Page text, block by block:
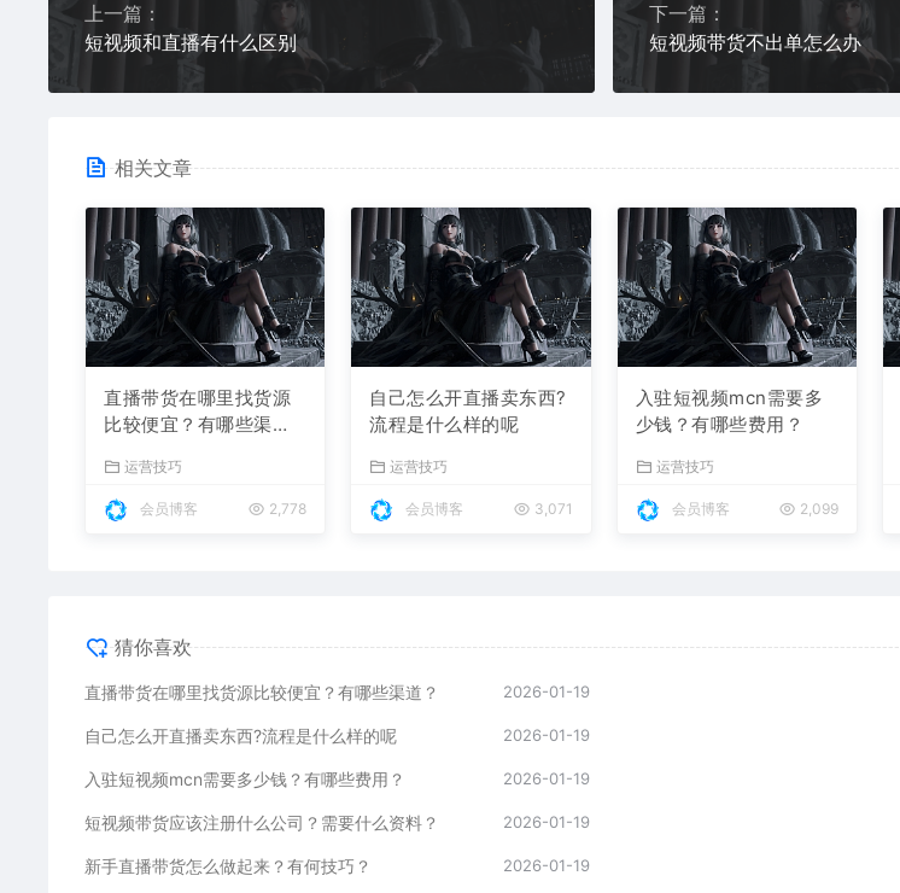
上一篇：
短视频和直播有什么区别
下一篇：
短视频带货不出单怎么办
相关文章
直播带货在哪里找货源
比较便宜？有哪些渠
运营技巧
会员博客 2,778
自己怎么开直播卖东西?
流程是什么样的呢
运营技巧
会员博客 3,071
入驻短视频mcn需要多
少钱？有哪些费用？
运营技巧
会员博客 2,099
猜你喜欢
直播带货在哪里找货源比较便宜？有哪些渠道？ 2026-01-19
自己怎么开直播卖东西?流程是什么样的呢 2026-01-19
入驻短视频mcn需要多少钱？有哪些费用？ 2026-01-19
短视频带货应该注册什么公司？需要什么资料？ 2026-01-19
新手直播带货怎么做起来？有何技巧？ 2026-01-19